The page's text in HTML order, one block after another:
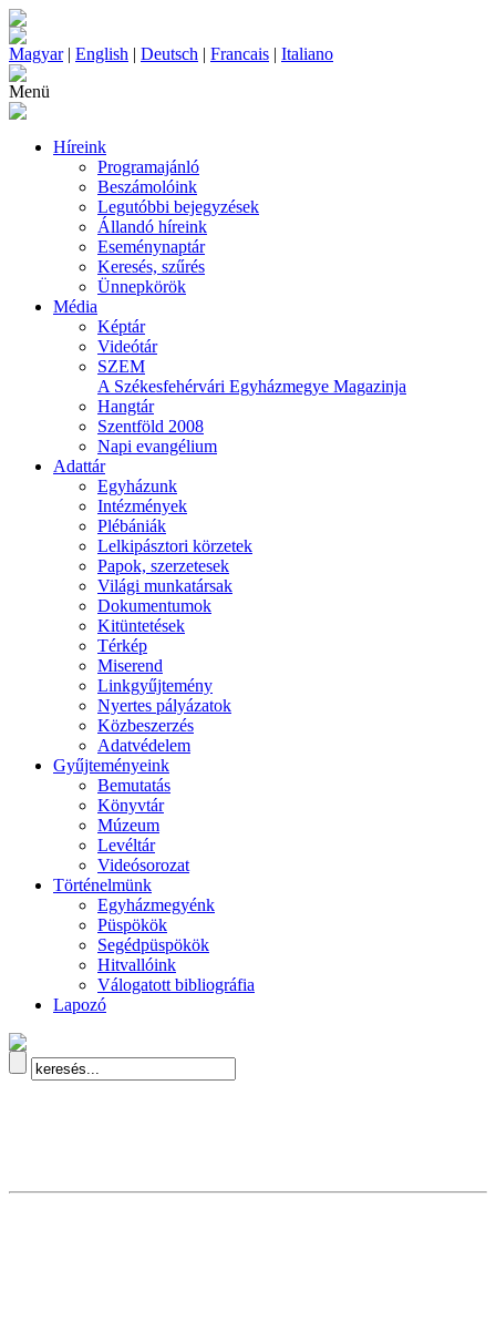
Magyar| English | Deutsch | Francais | Italiano
Menü
Híreink
Programajánló
Beszámolóink
Legutóbbi bejegyzések
Állandó híreink
Eseménynaptár
Keresés, szűrés
Ünnepkörök
Média
Képtár
Videótár
SZEM
A Székesfehérvári Egyházmegye Magazinja
Hangtár
Szentföld 2008
Napi evangélium
Adattár
Egyházunk
Intézmények
Plébániák
Lelkipásztori körzetek
Papok, szerzetesek
Világi munkatársak
Dokumentumok
Kitüntetések
Térkép
Miserend
Linkgyűjtemény
Nyertes pályázatok
Közbeszerzés
Adatvédelem
Gyűjteményeink
Bemutatás
Könyvtár
Múzeum
Levéltár
Videósorozat
Történelmünk
Egyházmegyénk
Püspökök
Segédpüspökök
Hitvallóink
Válogatott bibliográfia
Lapozó